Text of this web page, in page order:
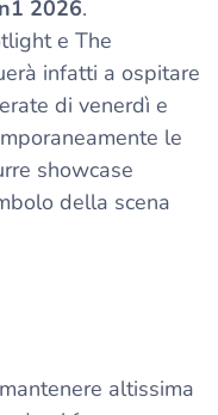
2026.
e The
infatti a ospitare
di venerdì e
le
showcase
della scena
altissima